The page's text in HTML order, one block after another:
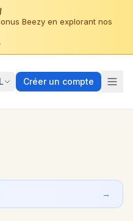
Beezy en explorant nos
Créer un compte
→